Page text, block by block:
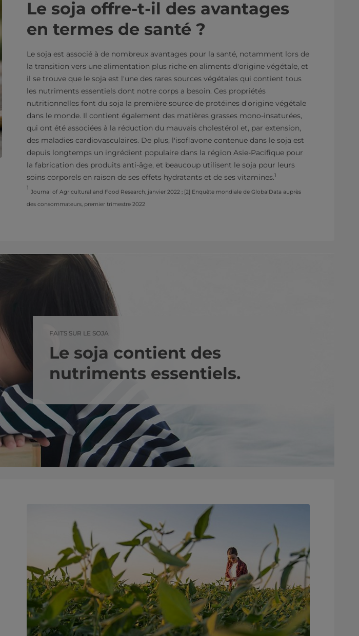
Le soja offre-t-il des avantages
en termes de santé ?
Le soja est associé à de nombreux avantages pour la santé, notamment lors de
la transition vers une alimentation plus riche en aliments d'origine végétale, et
il se trouve que le soja est l'une des rares sources végétales qui contient tous
les nutriments essentiels dont notre corps a besoin. Ces propriétés
nutritionnelles font du soja la première source de protéines d'origine végétale
dans le monde. Il contient également des matières grasses mono-insaturées,
qui ont été associées à la réduction du mauvais cholestérol et, par extension,
des maladies cardiovasculaires. De plus, l'isoflavone contenue dans le soja est
depuis longtemps un ingrédient populaire dans la région Asie-Pacifique pour
la fabrication des produits anti-âge, et beaucoup utilisent le soja pour leurs
soins corporels en raison de ses effets hydratants et de ses vitamines.1
1
Journal of Agricultural and Food Research, janvier 2022 ; [2] Enquête mondiale de GlobalData auprès
des consommateurs, premier trimestre 2022
FAITS SUR LE SOJA
Le soja contient des
nutriments essentiels.